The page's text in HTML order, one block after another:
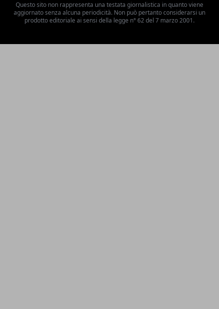
Questo sito non rappresenta una testata giornalistica in quanto viene
aggiornato senza alcuna periodicità. Non può pertanto considerarsi un
prodotto editoriale ai sensi della legge n° 62 del 7 marzo 2001.